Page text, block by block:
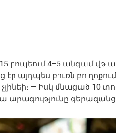
րոպեում 4–5 անգամ վթ
էր այդպես բուռն բո
— Իսկ մնացած 10
արագությունը